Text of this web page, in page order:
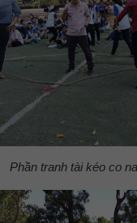
Phần tranh tài kéo co